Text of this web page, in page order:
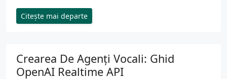
Citește mai departe
Crearea De Agenți Vocali: Ghid
OpenAI Realtime API